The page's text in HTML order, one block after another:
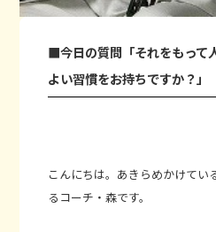
■今日の質問「それをもって
よい習慣をお持ちですか？」
こんにちは。あきらめかけてい
るコーチ・森です。